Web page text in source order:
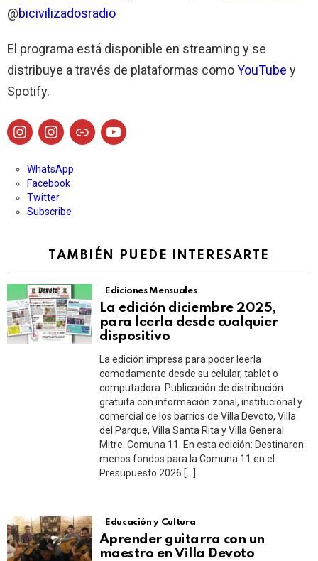
@bicivilizadosradio
El programa está disponible en streaming y se
distribuye a través de plataformas comoYouTube y
Spotify.
Instagram Instagram Enlace YouTube
WhatsApp
Facebook
Twitter
Subscribe
TAMBIÉN PUEDE INTERESARTE
Ediciones Mensuales
La edición diciembre 2025,
para leerla desde cualquier
dispositivo
La edición impresa para poder leerla
comodamente desde su celular, tablet o
computadora. Publicación de distribución
gratuita con información zonal, institucional y
comercial de los barrios de Villa Devoto, Villa
del Parque, Villa Santa Rita y Villa General
Mitre. Comuna 11. En esta edición: Destinaron
menos fondos para la Comuna 11 en el
Presupuesto 2026 […]
Educación y Cultura
Aprender guitarra con un
maestro en Villa Devoto